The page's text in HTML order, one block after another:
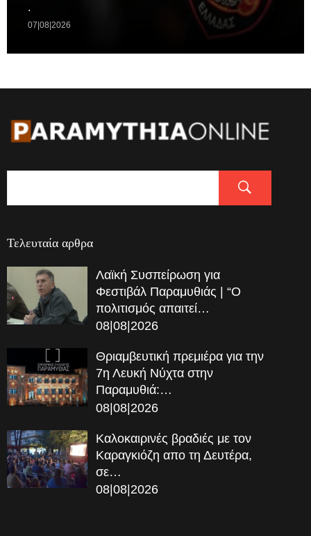
.
07|08|2026
Τελευταία αρθρα
Λαϊκή Συσπείρωση για
Φεστιβάλ Παραμυθιάς | “Ο
πολιτισμός απαιτεί…
08|08|2026
Θριαμβευτική πρεμιέρα για την
7η Λευκή Νύχτα στην
Παραμυθιά:…
08|08|2026
Καλοκαιρινές βραδιές με τον
Καραγκιόζη απο τη Δευτέρα,
σε…
08|08|2026